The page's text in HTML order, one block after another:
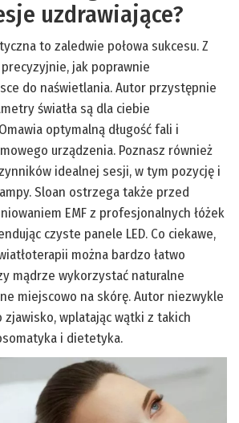
uzdrawiające?
to zaledwie połowa sukcesu. Z
jak poprawnie
do naświetlania. Autor przystępnie
światła są dla ciebie
optymalną długość fali i
urządzenia. Poznasz również
idealnej sesji, w tym pozycję i
Sloan ostrzega także przed
EMF z profesjonalnych łóżek
czyste panele LED. Co ciekawe,
można bardzo łatwo
mądrze wykorzystać naturalne
miejscowo na skórę. Autor niezwykle
wplatając wątki z takich
i dietetyka.